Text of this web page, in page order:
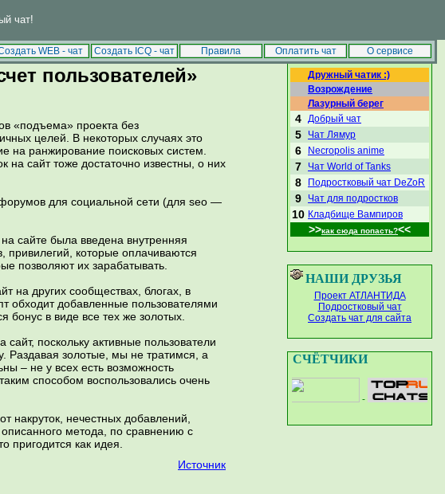
чат!
WEB - чат Создать ICQ - чат Правила Оплатить чат О сервисе
!
пользователей»
«подъема» проекта без
целей. В некоторых случаях это
на ранжирование поисковых систем.
сайт тоже достаточно известны, о них
для социальной сети (для seo —
сайте была введена внутренняя
привилегий, которые оплачиваются
позволяют их зарабатывать.
на других сообществах, блогах, в
обходит добавленные пользователями
бонус в виде все тех же золотых.
поскольку активные пользователи
Раздавая золотые, мы не тратимся, а
– не у всех есть возможность
способом воспользовались очень
нечестных добавлений,
метода, по сравнению с
как идея.
Источник
ЛУЧШИЕ ЧАТЫ
Дружный чатик :)
Возрождение
Лазурный берег
4 Добрый чат
5 Чат Лямур
6 Necropolis anime
7 Чат World of Tanks
8 Подростковый чат DeZoR
9 Чат для подростков
10 Кладбище Вампиров
>>как сюда попасть?<<
НАШИ ДРУЗЬЯ
Проект АТЛАНТИДА
Подростковый чат
Создать чат для сайта
СЧЁТЧИКИ
-